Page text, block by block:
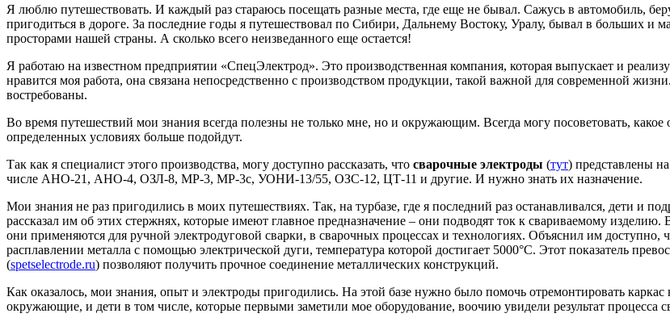
Я люблю путешествовать. И каждый раз стараюсь посещать разные места, где еще не бывал. Сажусь в автомобиль,
пригодиться в дороге. За последние годы я путешествовал по Сибири, Дальнему Востоку, Уралу, бывал в больших и
просторами нашей страны. А сколько всего неизведанного еще остается!
Я работаю на известном предприятии «СпецЭлектрод». Это производственная компания, которая выпускает и
нравится моя работа, она связана непосредственно с производством продукции, такой важной для современной
востребованы.
Во время путешествий мои знания всегда полезны не только мне, но и окружающим. Всегда могу посоветовать,
определенных условиях больше подойдут.
Так как я специалист этого производства, могу доступно рассказать, что сварочные электроды (тут) представлены
числе АНО-21, АНО-4, ОЗЛ-8, МР-3, МР-3с, УОНИ-13/55, ОЗС-12, ЦТ-11 и другие. И нужно знать их назначение.
Мои знания не раз пригодились в моих путешествиях. Так, на турбазе, где я последний раз останавливался, дети и
рассказал им об этих стержнях, которые имеют главное предназначение – они подводят ток к свариваемому
они применяются для ручной электродуговой сварки, в сварочных процессах и технологиях. Объяснил им доступно,
расплавлении металла с помощью электрической дуги, температура которой достигает 5000°С. Этот показатель
(spetselectrode.ru) позволяют получить прочное соединение металлических конструкций.
Как оказалось, мои знания, опыт и электроды пригодились. На этой базе нужно было помочь отремонтировать каркас
окружающие, и дети в том числе, которые первыми заметили мое оборудование, воочию увидели результат процесса